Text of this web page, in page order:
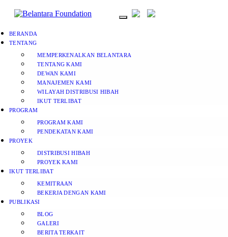
BERANDA
TENTANG
MEMPERKENALKAN BELANTARA
TENTANG KAMI
DEWAN KAMI
MANAJEMEN KAMI
WILAYAH DISTRIBUSI HIBAH
IKUT TERLIBAT
PROGRAM
PROGRAM KAMI
PENDEKATAN KAMI
PROYEK
DISTRIBUSI HIBAH
PROYEK KAMI
IKUT TERLIBAT
KEMITRAAN
BEKERJA DENGAN KAMI
PUBLIKASI
BLOG
GALERI
BERITA TERKAIT